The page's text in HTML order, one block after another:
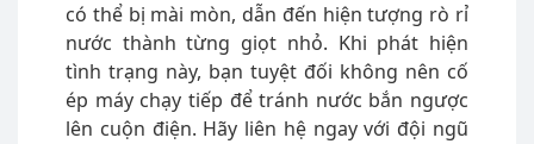
có thể bị mài mòn, dẫn đến hiện tượng rò rỉ
nước thành từng giọt nhỏ. Khi phát hiện
tình trạng này, bạn tuyệt đối không nên cố
ép máy chạy tiếp để tránh nước bắn ngược
lên cuộn điện. Hãy liên hệ ngay với đội ngũ